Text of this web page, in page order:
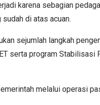
karena sebagian
di atas acuan.
sejumlah langkah
serta program Stabilisasi
melalui operasi